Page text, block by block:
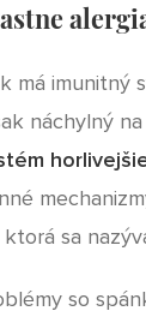
má imunitný
náchylný
sa
so